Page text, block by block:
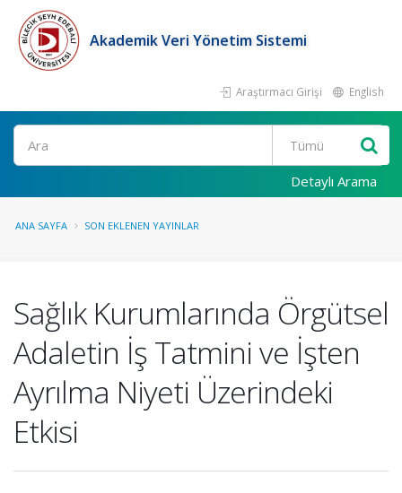
Akademik Veri Yönetim Sistemi
Araştırmacı Girişi English
Ara
Detaylı Arama
ANA SAYFA SON EKLENEN YAYINLAR
Sağlık Kurumlarında Örgütsel
Adaletin İş Tatmini ve İşten
Ayrılma Niyeti Üzerindeki
Etkisi